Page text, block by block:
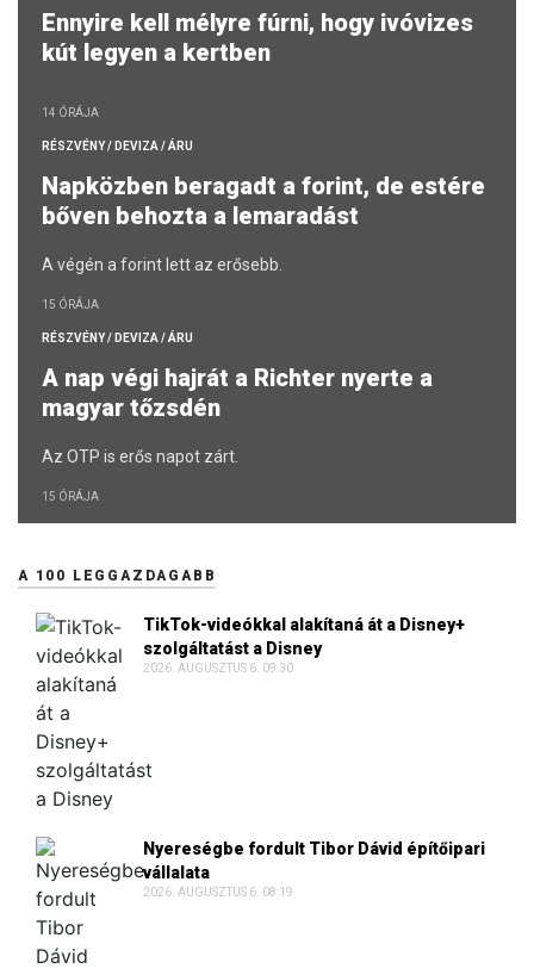
Ennyire kell mélyre fúrni, hogy ivóvizes
kút legyen a kertben
14 ÓRÁJA
RÉSZVÉNY / DEVIZA / ÁRU
Napközben beragadt a forint, de estére
bőven behozta a lemaradást
A végén a forint lett az erősebb.
15 ÓRÁJA
RÉSZVÉNY / DEVIZA / ÁRU
A nap végi hajrát a Richter nyerte a
magyar tőzsdén
Az OTP is erős napot zárt.
15 ÓRÁJA
A 100 LEGGAZDAGABB
TikTok-videókkal alakítaná át a Disney+
szolgáltatást a Disney
2026. AUGUSZTUS 6. 09:30
Nyereségbe fordult Tibor Dávid építőipari
vállalata
2026. AUGUSZTUS 6. 08:19